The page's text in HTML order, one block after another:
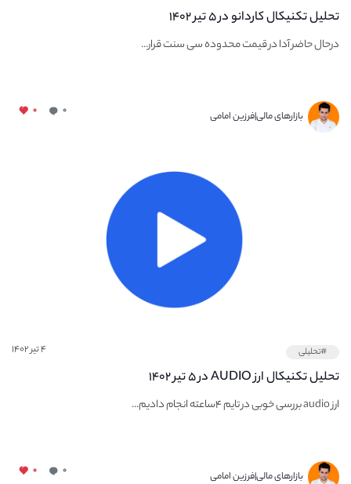
تحلیل تکنیکال کاردانو در ۵ تیر ۱۴۰۲
درحال حاضر آدا در قیمت محدوده سی سنت قرار...
بازارهای مالی|فرزین امامی ۰ ۰
#تحلیلی ۴ تیر ۱۴۰۲
تحلیل تکنیکال ارز AUDIO در ۵ تیر ۱۴۰۲
ارز audio بررسی خوبی در تایم ۴ساعته انجام دادیم...
بازارهای مالی|فرزین امامی ۰ ۰